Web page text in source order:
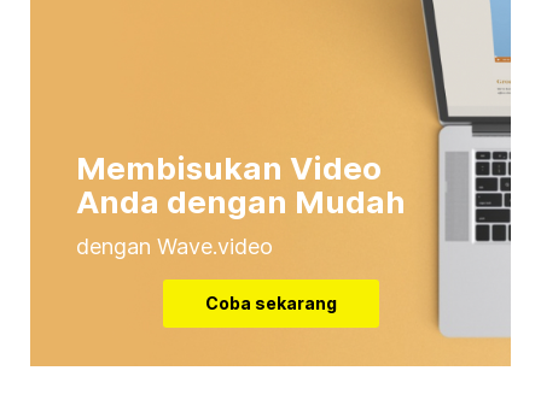
Membisukan Video
Anda dengan Mudah
dengan Wave.video
Coba sekarang